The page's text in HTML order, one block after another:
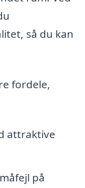
så du kan
fordele,
attraktive
på